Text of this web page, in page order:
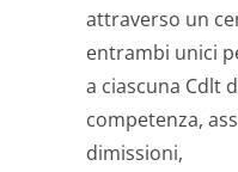
attraverso un
entrambi unici
a ciascuna Cdlt
competenza,
dimissioni,